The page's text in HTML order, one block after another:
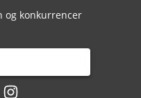
og konkurrencer